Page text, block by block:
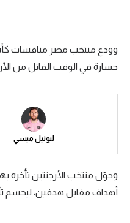
سعودي في الجول
الدوري الإنجليزي
دوري أبطال أوروبا
رياضات أخرى
وودع منتخب مصر منافسات
خسارة في الوقت القاتل من
ليونيل ميسي
وحوّل منتخب الأرجنتين تأخره
أهداف مقابل هدفين، ليحسم